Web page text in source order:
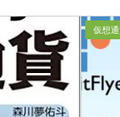
仮想